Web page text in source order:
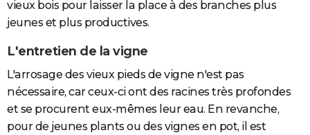
vieux bois pour laisser la place à des branches plus
jeunes et plus productives.
L'entretien de la vigne
L'arrosage des vieux pieds de vigne n'est pas
nécessaire, car ceux-ci ont des racines très profondes
et se procurent eux-mêmes leur eau. En revanche,
pour de jeunes plants ou des vignes en pot, il est